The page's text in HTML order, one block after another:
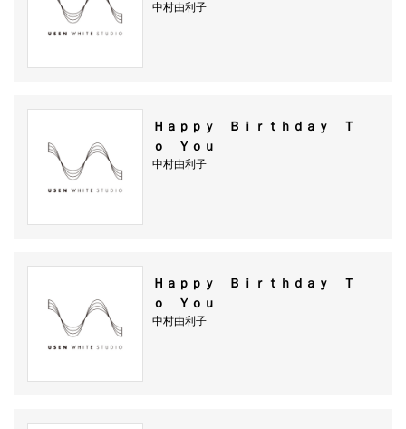
中村由利子
Ｈａｐｐｙ Ｂｉｒｔｈｄａｙ Ｔ
ｏ Ｙｏｕ
中村由利子
Ｈａｐｐｙ Ｂｉｒｔｈｄａｙ Ｔ
ｏ Ｙｏｕ
中村由利子